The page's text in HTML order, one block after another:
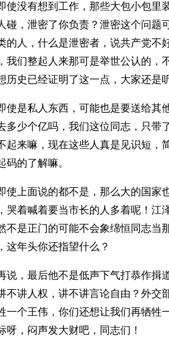
使没有想到工作，那些大包小包里
碰，泄密了你负责？泄密这个问题
的人，什么是泄密者，说共产党不
我们整起人来那可是举世公认的，
历史已经证明了这一点，大家还是
使是私人东西，可能也是要送给其
多少个亿吗，我们这位同志，只带
起来嘛，现在这些人真是见识短，
码的了解嘛。
使上面说的都不是，那么大的国家
哭着喊着要当市长的人多着呢！江
不是正门的可能不会象绵恒同志当
这年头你还指望什么？
说，最后他不是低声下气打恭作揖
不讲人权，讲不讲言论自由？外交
一个王伟，你们还想让我们再牺牲
呀，闷声发大财吧，同志们！